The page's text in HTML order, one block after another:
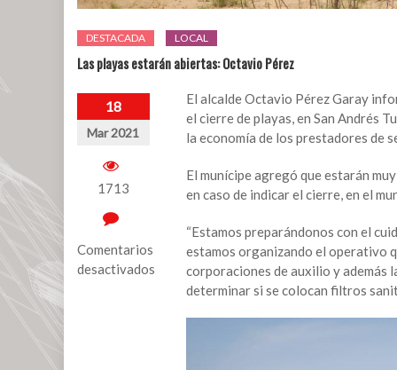
DESTACADA LOCAL
Las playas estarán abiertas: Octavio Pérez
18
Mar 2021
1713
Comentarios
desactivados
El alcalde Octavio Pérez Garay
el cierre de playas, en San Andrés
la economía de los prestadores de
El munícipe agregó que estarán
en caso de indicar el cierre, en el
“Estamos preparándonos con el
estamos organizando el operativo
corporaciones de auxilio y además
determinar si se colocan filtros